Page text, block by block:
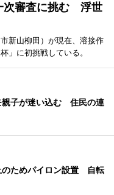
次審査に挑む 浮世
新山柳田）が現在、溶接作
」に初挑戦している。
親子が迷い込む 住民の連
のためパイロン設置 自転